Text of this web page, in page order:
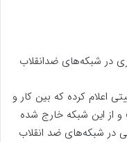
در شبکه‌های ضدانقلاب
اعلام کرده که بین کار و
و از این شبکه خارج شده
در شبکه‌های ضد انقلاب